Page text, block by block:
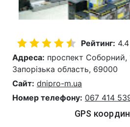
Рейтинг: 4.4
Адреса: проспект Соборний,
Запорізька область, 69000
Сайт: dnipro-m.ua
Номер телефону: 067 414
GPS